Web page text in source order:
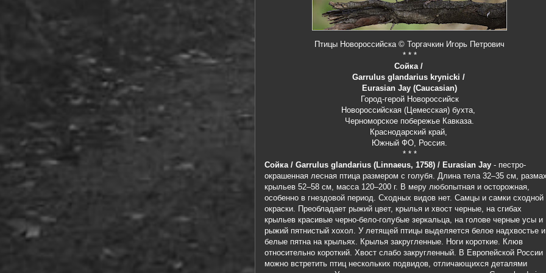
Птицы Новороссийска © Торгачкин Игорь Петрович
* * *
Сойка /
Garrulus glandarius krynicki /
Eurasian Jay (Caucasian)
Город-герой Новороссийск
Новороссийская (Цемесская) бухта,
Черноморское побережье Кавказа.
Краснодарский край,
Южный ФО, Россия.
* * *
Сойка / Garrulus glandarius (Linnaeus, 1758) / Eurasian Jay - пестро-
окрашенная лесная птица размером с голубя. Длина тела 32–35 см,
крыльев 52–58 см, масса 120–200 г. В меру любопытная и осторожная,
особенно в гнездовой период. Сходных видов нет. Самцы и самки сходной
окраски. Преобладает рыжий цвет, крылья и хвост черные, на сгибах
крыльев красивые черно-бело-голубые зеркальца, на голове черные усы и
рыжий пятнистый хохол. У летящей птицы выделяется белое надхвостье и
белые пятна на крыльях. Крылья закругленные. Ноги короткие. Клюв
относительно короткий. Хвост слабо закругленный. В Европейской России
можно встретить птиц нескольких подвидов, отличающихся деталями